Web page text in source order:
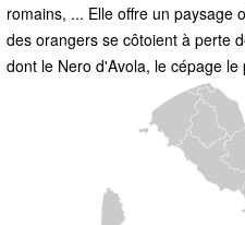
romains, ... Elle offre un paysage
des orangers se côtoient à perte
dont le Nero d'Avola, le cépage